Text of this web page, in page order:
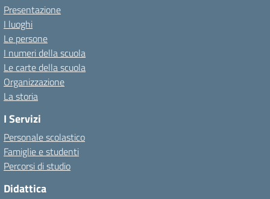
Presentazione
I luoghi
Le persone
I numeri della scuola
Le carte della scuola
Organizzazione
La storia
I Servizi
Personale scolastico
Famiglie e studenti
Percorsi di studio
Didattica